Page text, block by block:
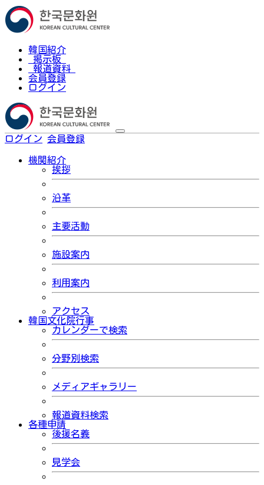
韓国紹介
掲示板
報道資料
会員登録
ログイン
ログイン 会員登録
機関紹介
挨拶
沿革
主要活動
施設案内
利用案内
アクセス
韓国文化院行事
カレンダーで検索
分野別検索
メディアギャラリー
報道資料検索
各種申請
後援名義
見学会